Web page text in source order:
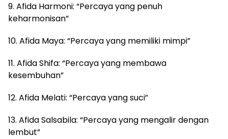
9. Afida Harmoni: “Percaya yang penuh
keharmonisan”
10. Afida Maya: “Percaya yang memiliki mimpi”
11. Afida Shifa: “Percaya yang membawa
kesembuhan”
12. Afida Melati: “Percaya yang suci”
13. Afida Salsabila: “Percaya yang mengalir dengan
lembut”